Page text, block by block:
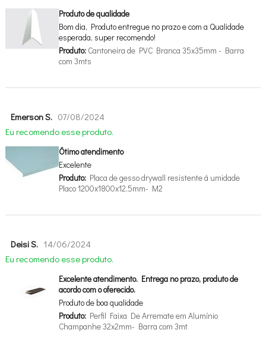
Produto de qualidade
Bom dia, Produto entregue no prazo e com a Qualidade
esperada, super recomendo!
Produto:Cantoneira de PVC Branca 35x35mm - Barra
com 3mts
Emerson S. 07/08/2024
Eu recomendo esse produto.
Ótimo atendimento
Excelente
Produto:Placa de gesso drywall resistente á umidade
Placo 1200x1800x12,5mm- M2
Deisi S. 14/06/2024
Eu recomendo esse produto.
Excelente atendimento. Entrega no prazo, produto de
acordo com o oferecido.
Produto de boa qualidade
Produto:Perfil Faixa De Arremate em Alumínio
Champanhe 32x2mm- Barra com 3mt